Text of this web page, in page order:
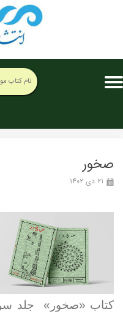
تغییر گذر واژه
سفارشات
صخور
۲۱ دی ۱۴۰۲
کتاب «صخور» جلد